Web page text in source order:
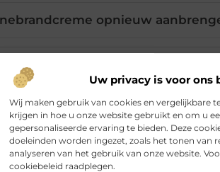
Uw privacy is voor ons
Wij maken gebruik van cookies en vergelijkbare
krijgen in hoe u onze website gebruikt en om u
gepersonaliseerde ervaring te bieden. Deze
doeleinden worden ingezet, zoals het tonen van
analyseren van het gebruik van onze website.
cookiebeleid raadplegen.
opnieuw
mensen te weinig
om in de zon te blijven?
huidkanker voorkomen?